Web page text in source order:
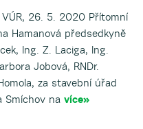
26. 5. 2020 Přítomní
Hamanová předsedkyně
Ing. Z. Laciga, Ing.
Jobová, RNDr.
za stavební úřad
Smíchov na více»